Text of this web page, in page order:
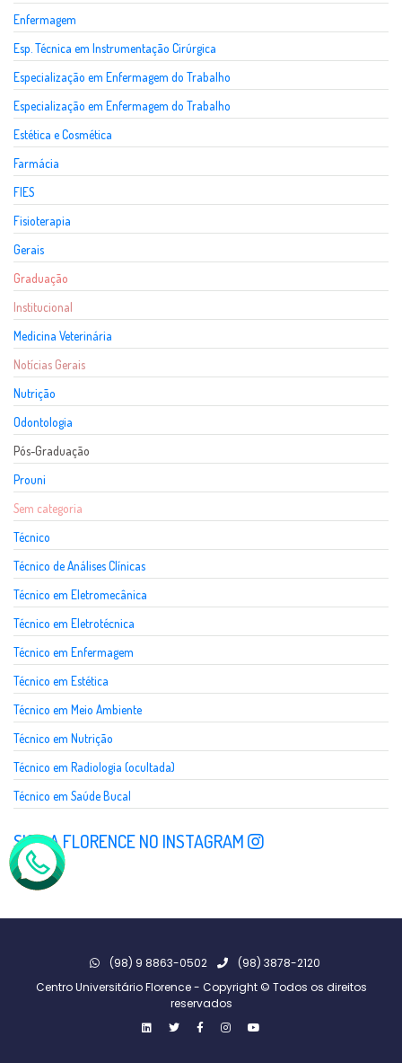
Enfermagem
Esp. Técnica em Instrumentação Cirúrgica
Especialização em Enfermagem do Trabalho
Especialização em Enfermagem do Trabalho
Estética e Cosmética
Farmácia
FIES
Fisioterapia
Gerais
Graduação
Institucional
Medicina Veterinária
Notícias Gerais
Nutrição
Odontologia
Pós-Graduação
Prouni
Sem categoria
Técnico
Técnico de Análises Clínicas
Técnico em Eletromecânica
Técnico em Eletrotécnica
Técnico em Enfermagem
Técnico em Estética
Técnico em Meio Ambiente
Técnico em Nutrição
Técnico em Radiologia (ocultada)
Técnico em Saúde Bucal
SIGA A FLORENCE NO INSTAGRAM
(98) 9 8863-0502
(98) 3878-2120
Centro Universitário Florence - Copyright © Todos os direitos
reservados